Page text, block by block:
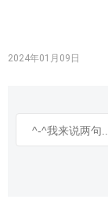
2024年01月09日